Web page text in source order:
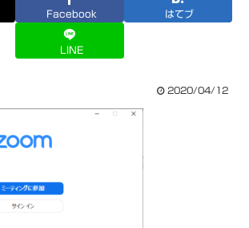
Facebook はてブ
LINE
2020/04/12